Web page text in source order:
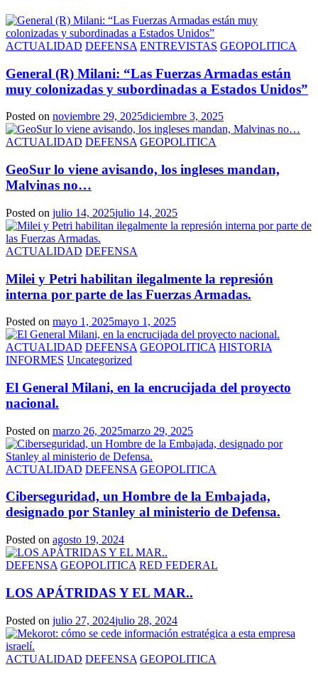
ACTUALIDAD DEFENSA ENTREVISTAS GEOPOLITICA
General (R) Milani: “Las Fuerzas Armadas están
muy colonizadas y subordinadas a Estados Unidos”
Posted on noviembre 29, 2025diciembre 3, 2025
ACTUALIDAD DEFENSA GEOPOLITICA
GeoSur lo viene avisando, los ingleses mandan,
Malvinas no…
Posted on julio 14, 2025julio 14, 2025
ACTUALIDAD DEFENSA
Milei y Petri habilitan ilegalmente la represión
interna por parte de las Fuerzas Armadas.
Posted on mayo 1, 2025mayo 1, 2025
ACTUALIDAD DEFENSA GEOPOLITICA HISTORIA
INFORMES Uncategorized
El General Milani, en la encrucijada del proyecto
nacional.
Posted on marzo 26, 2025marzo 29, 2025
ACTUALIDAD DEFENSA GEOPOLITICA
Ciberseguridad, un Hombre de la Embajada,
designado por Stanley al ministerio de Defensa.
Posted on agosto 19, 2024
DEFENSA GEOPOLITICA RED FEDERAL
LOS APÁTRIDAS Y EL MAR..
Posted on julio 27, 2024julio 28, 2024
ACTUALIDAD DEFENSA GEOPOLITICA